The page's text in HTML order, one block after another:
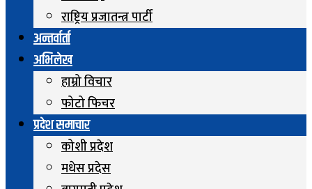
राष्ट्रिय प्रजातन्त्र पार्टी
अन्तर्वार्ता
अभिलेख
हाम्रो विचार
फोटो फिचर
प्रदेश समाचार
कोशी प्रदेश
मधेस प्रदेस